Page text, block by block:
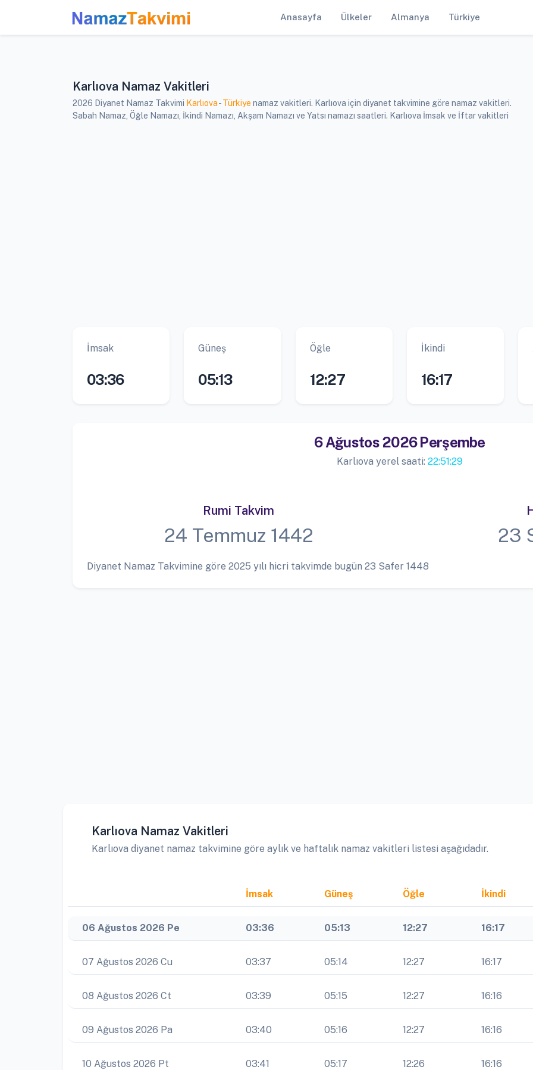
Anasayfa Ülkeler Almanya Türkiye
Karlıova Namaz Vakitleri
2026 Diyanet Namaz Takvimi Karlıova-Türkiye namaz vakitleri. Karlıova için diyanet takvimine göre namaz vakitleri.
Sabah Namaz, Öğle Namazı, İkindi Namazı, Akşam Namazı ve Yatsı namazı saatleri. Karlıova İmsak ve İftar vakitleri
İmsak
03:36
Güneş
05:13
Öğle
12:27
İkindi
16:17
6 Ağustos 2026 Perşembe
Karlıova yerel saati: 22:51:29
Rumi Takvim
24 Temmuz 1442 23
Diyanet Namaz Takvimine göre 2025 yılı hicri takvimde bugün 23 Safer 1448
Karlıova Namaz Vakitleri
Karlıova diyanet namaz takvimine göre aylık ve haftalık namaz vakitleri listesi aşağıdadır.
İmsak Güneş Öğle İkindi
06 Ağustos 2026 Pe 03:36 05:13 12:27 16:17
07 Ağustos 2026 Cu 03:37 05:14 12:27 16:17
08 Ağustos 2026 Ct 03:39 05:15 12:27 16:16
09 Ağustos 2026 Pa 03:40 05:16 12:27 16:16
10 Ağustos 2026 Pt 03:41 05:17 12:26 16:16